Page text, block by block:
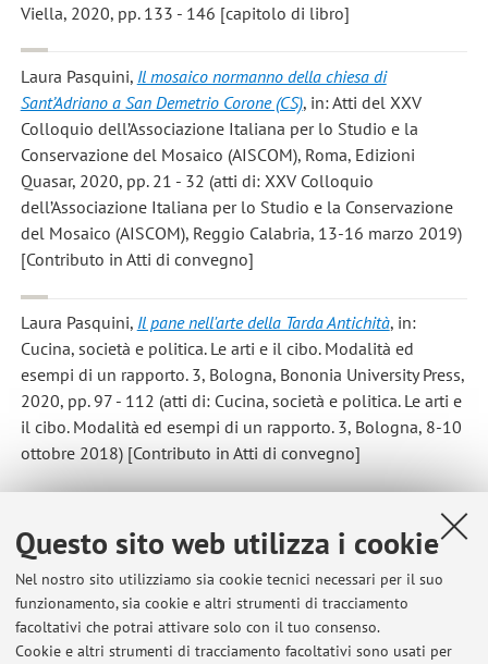
Questo sito web utilizza i cookie
Nel nostro sito utilizziamo sia cookie tecnici necessari per il suo
funzionamento, sia cookie e altri strumenti di tracciamento
facoltativi che potrai attivare solo con il tuo consenso.
Cookie e altri strumenti di tracciamento facoltativi sono usati per
Viella, 2020, pp. 133 - 146 [capitolo di libro]
Laura Pasquini, Il mosaico normanno della chiesa di
Sant’Adriano a San Demetrio Corone (CS), in: Atti del XXV
Colloquio dell’Associazione Italiana per lo Studio e la
Conservazione del Mosaico (AISCOM), Roma, Edizioni
Quasar, 2020, pp. 21 - 32 (atti di: XXV Colloquio
dell’Associazione Italiana per lo Studio e la Conservazione
del Mosaico (AISCOM), Reggio Calabria, 13-16 marzo 2019)
[Contributo in Atti di convegno]
Laura Pasquini, Il pane nell'arte della Tarda Antichità, in:
Cucina, società e politica. Le arti e il cibo. Modalità ed
esempi di un rapporto. 3, Bologna, Bononia University Press,
2020, pp. 97 - 112 (atti di: Cucina, società e politica. Le arti e
il cibo. Modalità ed esempi di un rapporto. 3, Bologna, 8-10
ottobre 2018) [Contributo in Atti di convegno]
1 2 3 4 5
Pubblicazioni antecedenti il 2004